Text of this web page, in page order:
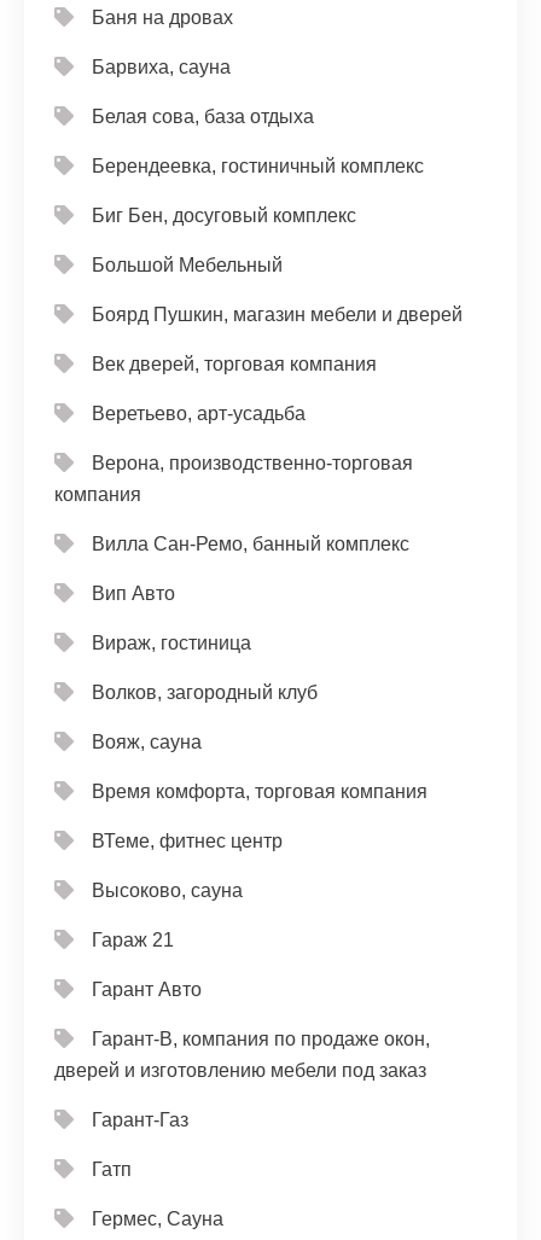
Баня на дровах
Барвиха, сауна
Белая сова, база отдыха
Берендеевка, гостиничный комплекс
Биг Бен, досуговый комплекс
Большой Мебельный
Боярд Пушкин, магазин мебели и дверей
Век дверей, торговая компания
Веретьево, арт-усадьба
Верона, производственно-торговая
компания
Вилла Сан-Ремо, банный комплекс
Вип Авто
Вираж, гостиница
Волков, загородный клуб
Вояж, сауна
Время комфорта, торговая компания
ВТеме, фитнес центр
Высоково, сауна
Гараж 21
Гарант Авто
Гарант-В, компания по продаже окон,
дверей и изготовлению мебели под заказ
Гарант-Газ
Гатп
Гермес, Сауна